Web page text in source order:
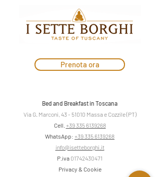
Prenota ora
Bed and Breakfast in Toscana
Via G. Marconi, 43 - 51010 Massa e Cozzile (PT)
Cell. +39 335 6139268
WhatsApp: +39 335 6139268
info@isetteborghi.it
P.iva 01742430471
Privacy & Cookie